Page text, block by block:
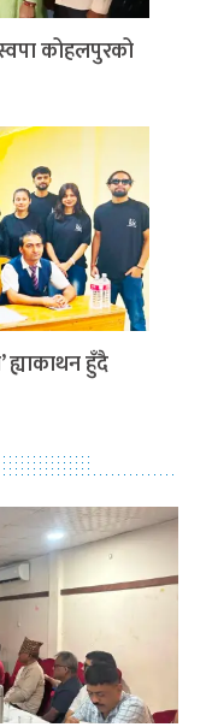
कोहलपुरको
ह्याकाथन हुँदै